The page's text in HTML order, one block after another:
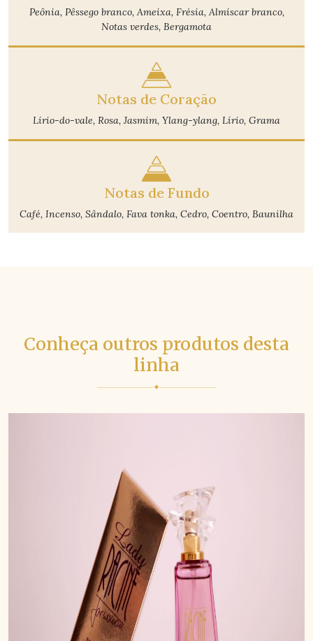
Peônia, Pêssego branco, Ameixa, Frésia, Almíscar branco,
Notas verdes, Bergamota
Notas de Coração
Lírio-do-vale, Rosa, Jasmim, Ylang-ylang, Lírio, Grama
Notas de Fundo
Café, Incenso, Sândalo, Fava tonka, Cedro, Coentro, Baunilha
Conheça outros produtos desta
linha
✦